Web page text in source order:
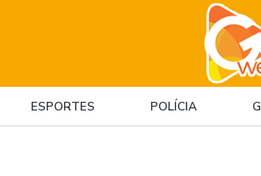
ESPORTES POLÍCIA